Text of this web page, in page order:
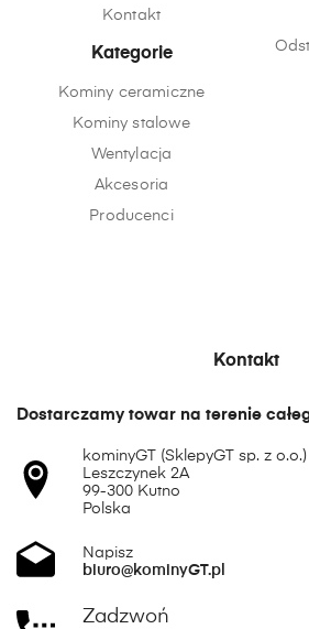
Kontakt
Kategorie
Kominy ceramiczne
Kominy stalowe
Wentylacja
Akcesoria
Producenci
Kontakt
Dostarczamy towar na terenie
kominyGT (SklepyGT sp. z o.o.)
Leszczynek 2A
99-300 Kutno
Polska
Napisz
biuro@kominyGT.pl
Zadzwoń